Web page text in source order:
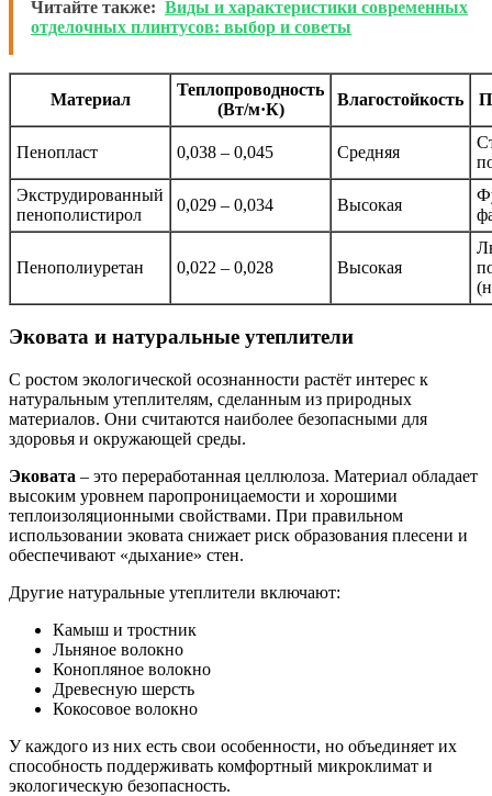
Читайте также: Виды и характеристики современных
отделочных плинтусов: выбор и советы
Материал
Теплопроводность
(Вт/м·К)
Влагостойкость
Пенопласт 0,038 – 0,045 Средняя
Экструдированный
пенополистирол
0,029 – 0,034 Высокая
Пенополиуретан 0,022 – 0,028 Высокая
Эковата и натуральные утеплители
С ростом экологической осознанности растёт интерес к
натуральным утеплителям, сделанным из природных
материалов. Они считаются наиболее безопасными для
здоровья и окружающей среды.
Эковата – это переработанная целлюлоза. Материал обладает
высоким уровнем паропроницаемости и хорошими
теплоизоляционными свойствами. При правильном
использовании эковата снижает риск образования плесени и
обеспечивают «дыхание» стен.
Другие натуральные утеплители включают:
Камыш и тростник
Льняное волокно
Конопляное волокно
Древесную шерсть
Кокосовое волокно
У каждого из них есть свои особенности, но объединяет их
способность поддерживать комфортный микроклимат и
экологическую безопасность.